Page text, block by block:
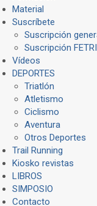
Material
Suscríbete
Suscripción
Suscripción FETRI
Vídeos
DEPORTES
Triatlón
Atletismo
Ciclismo
Aventura
Otros Deportes
Trail Running
Kiosko revistas
LIBROS
SIMPOSIO
Contacto